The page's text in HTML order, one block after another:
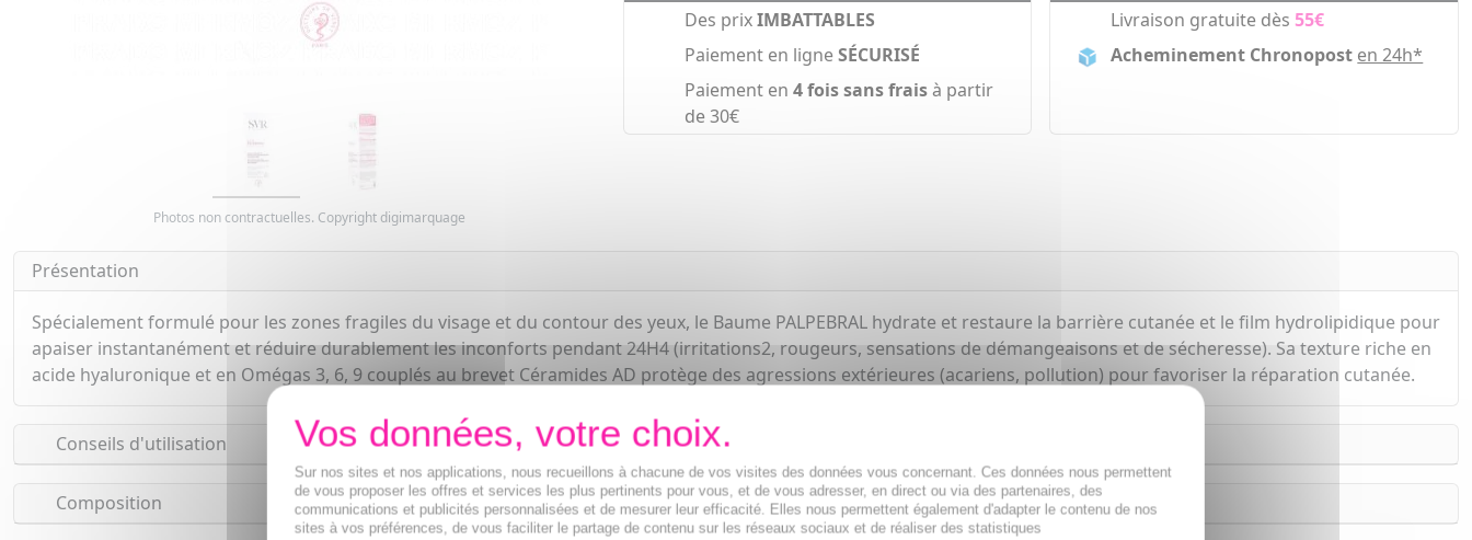
Photos non contractuelles. Copyright digimarquage
Des prixIMBATTABLES
Paiement en ligneSÉCURISÉ
Paiement en 4 fois sans fraisà partir
de 30€
Livraison gratuite dès55€
Acheminement Chronopost en 24h*
Présentation
Spécialement formulé pour les zones fragiles du visage et du contour des yeux, le Baume PALPEBRAL hydrate et restaure la barrière cutanée et le film hydrolipidique pour
apaiser instantanément et réduire durablement les inconforts pendant 24H4 (irritations2, rougeurs, sensations de démangeaisons et de sécheresse). Sa texture riche en
acide hyaluronique et en Omégas 3, 6, 9 couplés au brevet Céramides AD protège des agressions extérieures (acariens, pollution) pour favoriser la réparation cutanée.
Conseils d'utilisation
Composition
Sur nos sites et nos applications, nous recueillons à chacune de vos visites des données vous concernant. Ces données nous permettent
de vous proposer les offres et services les plus pertinents pour vous, et de vous adresser, en direct ou via des partenaires, des
communications et publicités personnalisées et de mesurer leur efficacité. Elles nous permettent également d'adapter le contenu de nos
sites à vos préférences, de vous faciliter le partage de contenu sur les réseaux sociaux et de réaliser des statistiques